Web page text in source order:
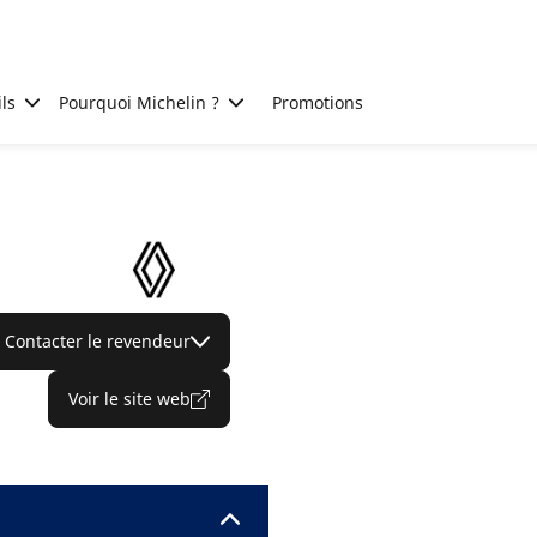
Pourquoi Michelin ? Promotions
Contacter le revendeur
Voir le site web